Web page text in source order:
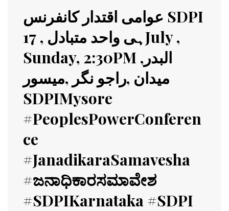
عوامی اقتدار کانفرنس SDPI
ہی واحد متبادل , 17July ,
Sunday, 2:30PM ,البدر
میدان ,راجو نگر ,میسور
SDPIMysore
#PeoplesPowerConferen
ce
#JanadikaraSamavesha
#ಜನಾಧಿಕಾರಸಮಾವೇಶ
#SDPIKarnataka #SDPI